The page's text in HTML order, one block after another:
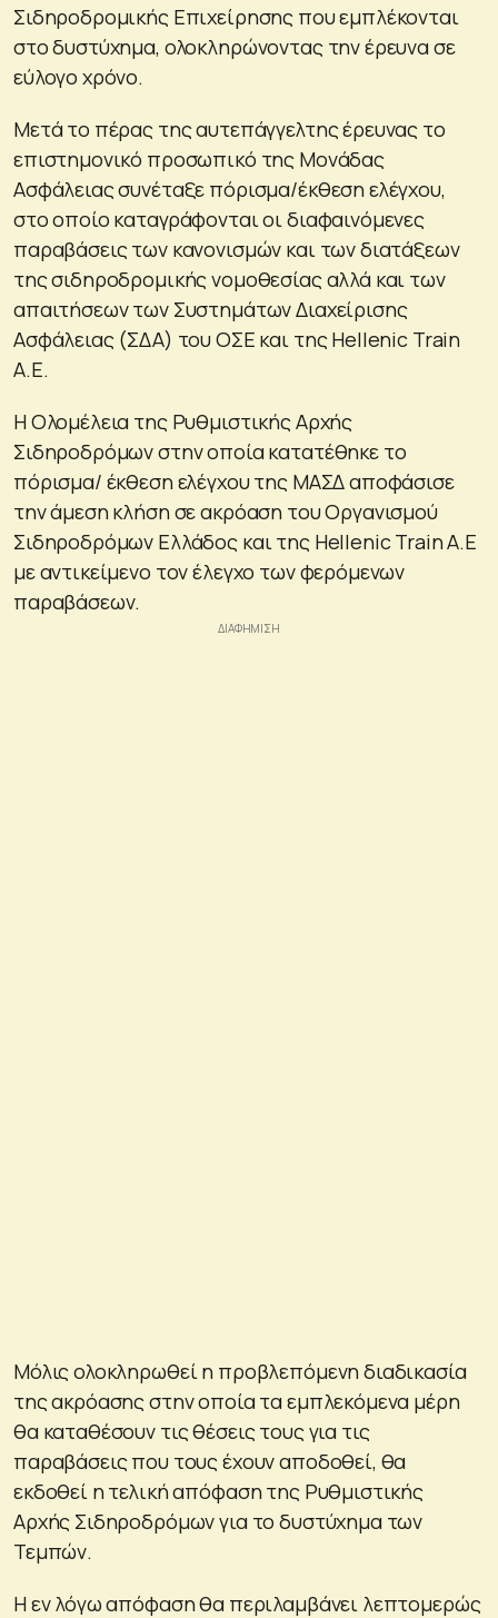
Σιδηροδρομικής Επιχείρησης που εμπλέκονται
στο δυστύχημα, ολοκληρώνοντας την έρευνα σε
εύλογο χρόνο.
Μετά το πέρας της αυτεπάγγελτης έρευνας το
επιστημονικό προσωπικό της Μονάδας
Ασφάλειας συνέταξε πόρισμα/έκθεση ελέγχου,
στο οποίο καταγράφονται οι διαφαινόμενες
παραβάσεις των κανονισμών και των διατάξεων
της σιδηροδρομικής νομοθεσίας αλλά και των
απαιτήσεων των Συστημάτων Διαχείρισης
Ασφάλειας (ΣΔΑ) του ΟΣΕ και της Hellenic Train
A.E.
Η Ολομέλεια της Ρυθμιστικής Αρχής
Σιδηροδρόμων στην οποία κατατέθηκε το
πόρισμα/ έκθεση ελέγχου της ΜΑΣΔ αποφάσισε
την άμεση κλήση σε ακρόαση του Οργανισμού
Σιδηροδρόμων Ελλάδος και της Hellenic Train A.E
με αντικείμενο τον έλεγχο των φερόμενων
παραβάσεων.
Μόλις ολοκληρωθεί η προβλεπόμενη διαδικασία
της ακρόασης στην οποία τα εμπλεκόμενα μέρη
θα καταθέσουν τις θέσεις τους για τις
παραβάσεις που τους έχουν αποδοθεί, θα
εκδοθεί η τελική απόφαση της Ρυθμιστικής
Αρχής Σιδηροδρόμων για το δυστύχημα των
Τεμπών.
Η εν λόγω απόφαση θα περιλαμβάνει λεπτομερώς